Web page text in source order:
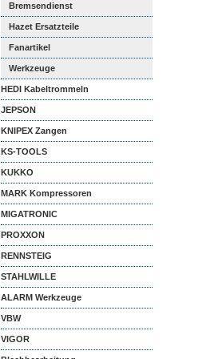
Bremsendienst
Hazet Ersatzteile
Fanartikel
Werkzeuge
HEDI Kabeltrommeln
JEPSON
KNIPEX Zangen
KS-TOOLS
KUKKO
MARK Kompressoren
MIGATRONIC
PROXXON
RENNSTEIG
STAHLWILLE
ALARM Werkzeuge
VBW
VIGOR